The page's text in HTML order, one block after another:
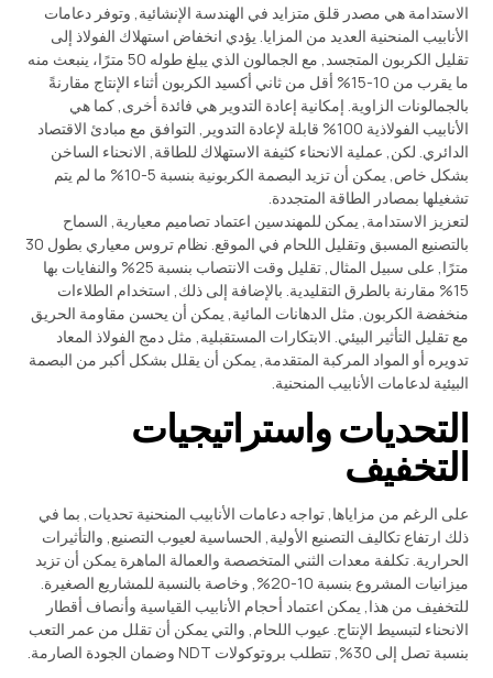
الاستدامة هي مصدر قلق متزايد في الهندسة الإنشائية, وتوفر دعامات
الأنابيب المنحنية العديد من المزايا. يؤدي انخفاض استهلاك الفولاذ إلى
تقليل الكربون المتجسد, مع الجمالون الذي يبلغ طوله 50 مترًا، ينبعث منه
ما يقرب من 10-15% أقل من ثاني أكسيد الكربون أثناء الإنتاج مقارنةً
بالجمالونات الزاوية. إمكانية إعادة التدوير هي فائدة أخرى, كما هي
الأنابيب الفولاذية 100% قابلة لإعادة التدوير, التوافق مع مبادئ الاقتصاد
الدائري. لكن, عملية الانحناء كثيفة الاستهلاك للطاقة, الانحناء الساخن
بشكل خاص, يمكن أن تزيد البصمة الكربونية بنسبة 5-10% ما لم يتم
تشغيلها بمصادر الطاقة المتجددة.
لتعزيز الاستدامة, يمكن للمهندسين اعتماد تصاميم معيارية, السماح
بالتصنيع المسبق وتقليل اللحام في الموقع. نظام تروس معياري بطول 30
مترًا, على سبيل المثال, تقليل وقت الانتصاب بنسبة 25% والنفايات بها
15% مقارنة بالطرق التقليدية. بالإضافة إلى ذلك, استخدام الطلاءات
منخفضة الكربون, مثل الدهانات المائية, يمكن أن يحسن مقاومة الحريق
مع تقليل التأثير البيئي. الابتكارات المستقبلية, مثل دمج الفولاذ المعاد
تدويره أو المواد المركبة المتقدمة, يمكن أن يقلل بشكل أكبر من البصمة
البيئية لدعامات الأنابيب المنحنية.
التحديات واستراتيجيات
التخفيف
على الرغم من مزاياها, تواجه دعامات الأنابيب المنحنية تحديات, بما في
ذلك ارتفاع تكاليف التصنيع الأولية, الحساسية لعيوب التصنيع, والتأثيرات
الحرارية. تكلفة معدات الثني المتخصصة والعمالة الماهرة يمكن أن تزيد
ميزانيات المشروع بنسبة 10-20%, وخاصة بالنسبة للمشاريع الصغيرة.
للتخفيف من هذا, يمكن اعتماد أحجام الأنابيب القياسية وأنصاف أقطار
الانحناء لتبسيط الإنتاج. عيوب اللحام, والتي يمكن أن تقلل من عمر التعب
بنسبة تصل إلى 30%, تتطلب بروتوكولات NDT وضمان الجودة الصارمة.